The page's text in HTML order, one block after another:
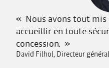
Nous avons tout
accueillir en toute
concession.
David Filhol, Directeur général